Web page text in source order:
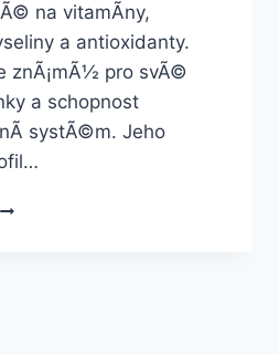
na vitamÃ­ny,
a antioxidanty.
znÃ¡mÃ½ pro svÃ©
a schopnost
systÃ©m. Jeho